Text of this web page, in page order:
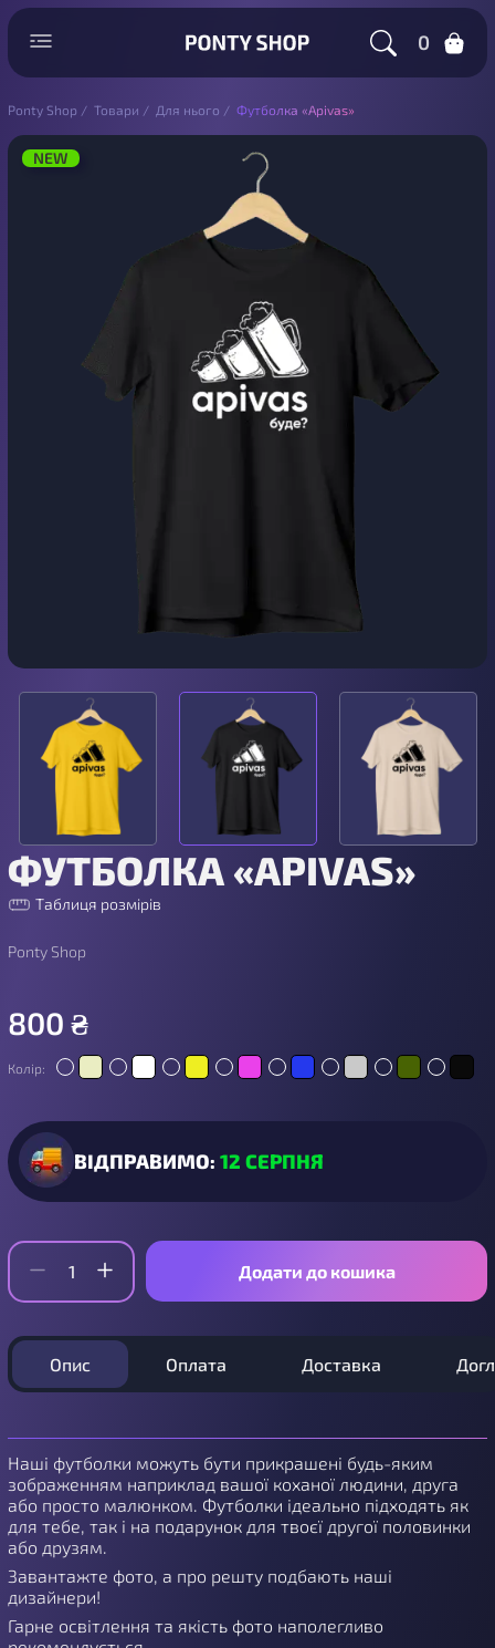
0
Ponty Shop / Товари / Для нього / Футболка «Apivas»
NEW
ФУТБОЛКА «APIVAS»
Таблиця розмірів
Ponty Shop
800 ₴
Колір:
ВІДПРАВИМО: 12 СЕРПНЯ
Додати до кошика
Опис Оплата Доставка
Наші футболки можуть бути прикрашені будь-яким
зображенням наприклад вашої коханої людини, друга
або просто малюнком. Футболки ідеально підходять як
для тебе, так і на подарунок для твоєї другої половинки
або друзям.
Завантажте фото, а про решту подбають наші
дизайнери!
Гарне освітлення та якість фото наполегливо